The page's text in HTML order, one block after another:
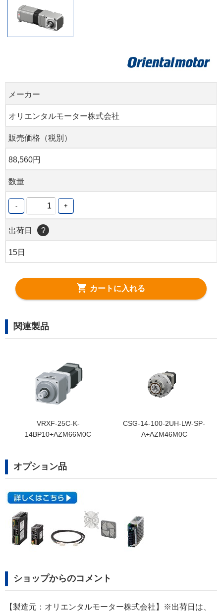
メーカー
オリエンタルモーター株式会社
販売価格（税別）
88,560円
数量
- +
出荷日 ?
15日
カートに入れる
関連製品
VRXF-25C-K-
14BP10+AZM66M0C
CSG-14-100-2UH-LW-SP-
A+AZM46M0C
オプション品
ショップからのコメント
【製造元：オリエンタルモーター株式会社】※出荷日は、